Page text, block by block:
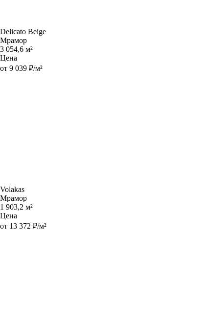
Delicato Beige
Мрамор
3 054,6 м²
Цена
от 9 039 ₽/м²
Volakas
Мрамор
1 903,2 м²
Цена
от 13 372 ₽/м²